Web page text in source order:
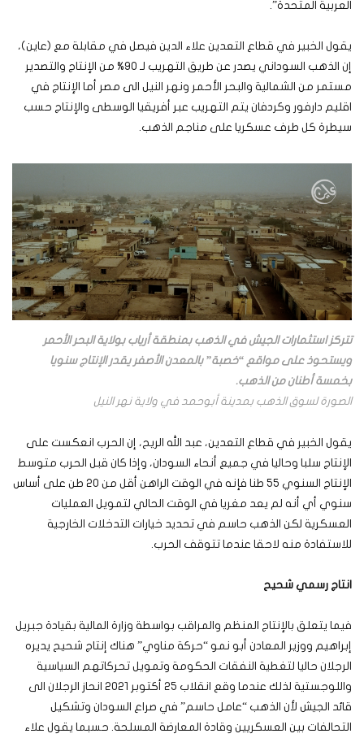
العربية المتحدة”.
يقول الخبير في قطاع التعدين علاء الدين فيصل في مقابلة مع (عاين)،
إن الذهب السوداني يصدر عن طريق التهريب لـ 90% من الإنتاج والتصدير
مستمر من الشمالية والبحر الأحمر ونهر النيل الى مصر أما الإنتاج في
اقليم دارفور وكردفان يتم التهريب عبر أفريقيا الوسطى والإنتاج حسب
سيطرة كل طرف عسكريا على مناجم الذهب.
تتركز استثمارات الجيش في الذهب بمنطقة أرياب بولاية البحر الأحمر
ويستحوذ على مواقع “خصبة” بالمعدن الأصفر يقدر الإنتاج سنويا
بخمسة أطنان من الذهب.
الصورة لسوق الذهب بمدينة أبوحمد في ولاية نهر النيل
يقول الخبير في قطاع التعدين، عبد الله الريح، إن الحرب انعكست على
الإنتاج سلبا وحاليا في جميع أنحاء السودان، وإذا كان قبل الحرب متوسط
الإنتاج السنوي 55 طنا فإنه في الوقت الراهن أقل من 20 طن على أساس
سنوي أي أنه لم يعد مغريا في الوقت الحالي لتمويل العمليات
العسكرية لكن الذهب حاسم في تحديد خيارات التدخلات الخارجية
للاستفادة منه لاحقا عندما تتوقف الحرب.
انتاج رسمي شحيح
فيما يتعلق بالإنتاج المنظم والمراقب بواسطة وزارة المالية بقيادة جبريل
إبراهيم ووزير المعادن أبو نمو “حركة مناوي” هناك إنتاج شحيح يديره
الرجلان حاليا لتغطية النفقات الحكومة وتمويل تحركاتهم السياسية
واللوجستية لذلك عندما وقع انقلاب 25 أكتوبر 2021 انحاز الرجلان الى
قائد الجيش لأن الذهب “عامل حاسم” في صراع السودان وتشكيل
التحالفات بين العسكريين وقادة المعارضة المسلحة. حسبما يقول علاء